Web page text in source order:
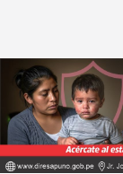
contenido